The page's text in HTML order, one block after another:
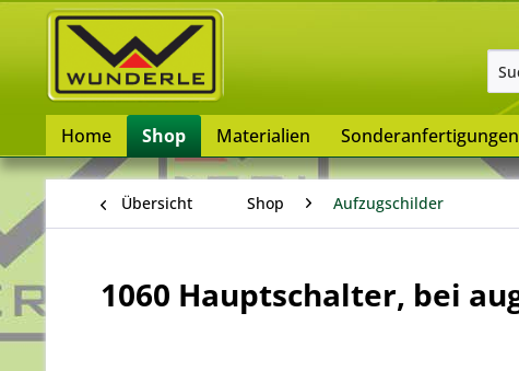
Home Shop Materialien Sonderanfertigungen
Übersicht Shop Aufzugschilder
1060 Hauptschalter, bei